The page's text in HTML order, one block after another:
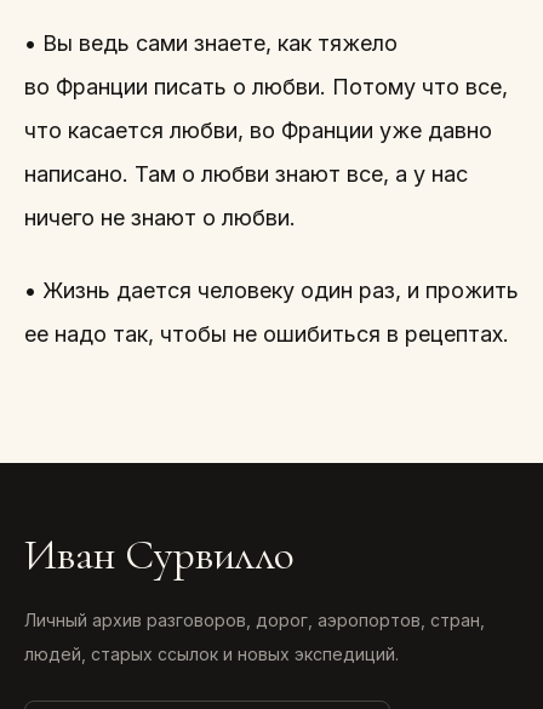
• Вы ведь сами знаете, как тяжело
во Франции писать о любви. Потому что все,
что касается любви, во Франции уже давно
написано. Там о любви знают все, а у нас
ничего не знают о любви.
• Жизнь дается человеку один раз, и прожить
ее надо так, чтобы не ошибиться в рецептах.
Иван Сурвилло
Личный архив разговоров, дорог, аэропортов, стран,
людей, старых ссылок и новых экспедиций.